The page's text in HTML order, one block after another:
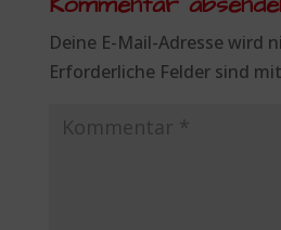
Deine E-Mail-Adresse wird
Erforderliche Felder sind mit